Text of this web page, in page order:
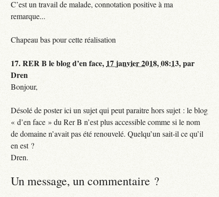
C’est un travail de malade, connotation positive à ma
remarque...
Chapeau bas pour cette réalisation
17.RER B le blog d’en face, 17 janvier 2018, 08:13,par
Dren
Bonjour,
Désolé de poster ici un sujet qui peut paraitre hors sujet : le blog
« d’en face » du Rer B n’est plus accessible comme si le nom
de domaine n’avait pas été renouvelé. Quelqu’un sait-il ce qu’il
en est ?
Dren.
Un message, un commentaire ?